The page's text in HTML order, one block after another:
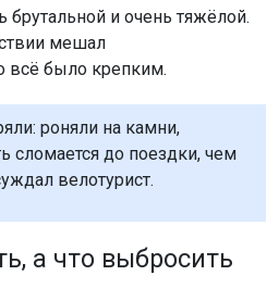
от бывалых сильно
много груза. Выехав от
Новосибирска, они решили
даже так у них осталось